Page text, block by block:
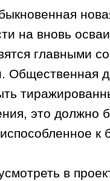
на вновь
главными
Общественная
это должно
к
в